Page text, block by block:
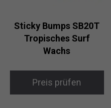
Sticky Bumps SB20T
Tropisches Surf
Wachs
Preis prüfen